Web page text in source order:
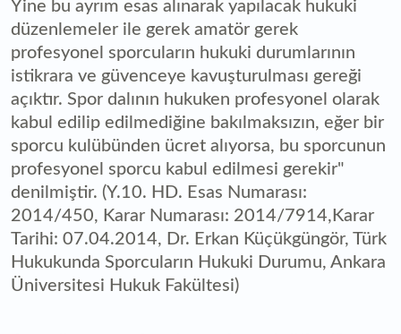
Yine bu ayrım esas alınarak yapılacak hukuki
düzenlemeler ile gerek amatör gerek
profesyonel sporcuların hukuki durumlarının
istikrara ve güvenceye kavuşturulması gereği
açıktır. Spor dalının hukuken profesyonel olarak
kabul edilip edilmediğine bakılmaksızın, eğer bir
sporcu kulübünden ücret alıyorsa, bu sporcunun
profesyonel sporcu kabul edilmesi gerekir"
denilmiştir. (Y.10. HD. Esas Numarası:
2014/450, Karar Numarası: 2014/7914,Karar
Tarihi: 07.04.2014, Dr. Erkan Küçükgüngör, Türk
Hukukunda Sporcuların Hukuki Durumu, Ankara
Üniversitesi Hukuk Fakültesi)